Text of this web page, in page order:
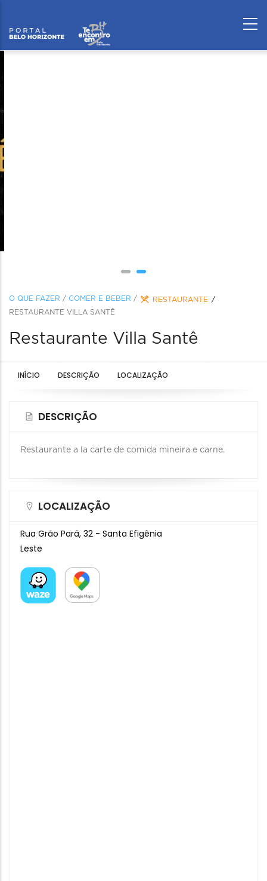
O QUE FAZER / COMER E BEBER /
RESTAURANTE
RESTAURANTE VILLA SANTÊ
Restaurante Villa Santê
INÍCIO DESCRIÇÃO LOCALIZAÇÃO
DESCRIÇÃO
Restaurante a la carte de comida mineira e carne.
LOCALIZAÇÃO
Rua Grão Pará, 32 - Santa Efigênia
Leste